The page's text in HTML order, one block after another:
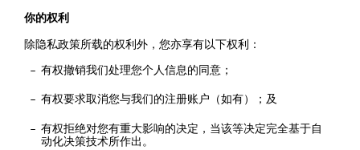
你的权利
除隐私政策所载的权利外，您亦享有以下权利：
有权撤销我们处理您个人信息的同意；
有权要求取消您与我们的注册账户（如有）；及
有权拒绝对您有重大影响的决定，当该等决定完全基于自
动化决策技术所作出。